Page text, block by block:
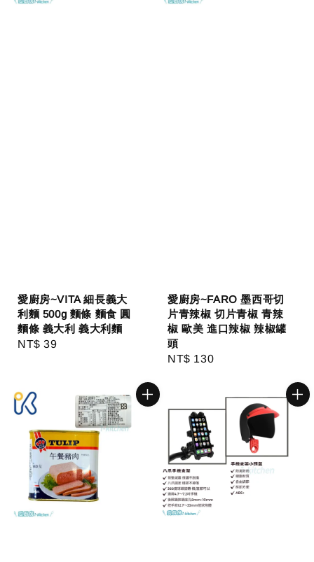
愛廚房~VITA 細長義大
利麵 500g 麵條 麵食 圓
麵條 義大利 義大利麵
Regular
NT$ 39
愛廚房~FARO 墨西哥切
片青辣椒 切片青椒 青辣
椒 歐美 進口辣椒 辣椒罐
頭
Regular
NT$ 130